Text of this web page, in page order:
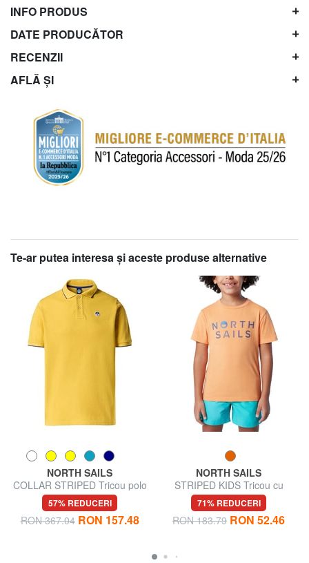
INFO PRODUS
DATE PRODUCĂTOR
RECENZII
AFLĂ ȘI
Te-ar putea interesa şi aceste produse alternative
NORTH SAILS
COLLAR STRIPED Tricou polo
cu maneca scurta din bumbac
57% REDUCERI
RON 367.04 RON 157.48
NORTH SAILS
STRIPED KIDS Tricou cu
mânecă scurtă
71% REDUCERI
RON 183.79 RON 52.46